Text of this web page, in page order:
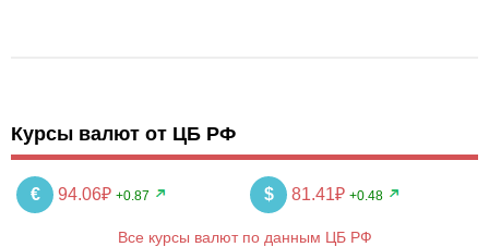
Курсы валют от ЦБ РФ
€ 94.06₽ +0.87 $ 81.41₽ +0.48
Все курсы валют по данным ЦБ РФ